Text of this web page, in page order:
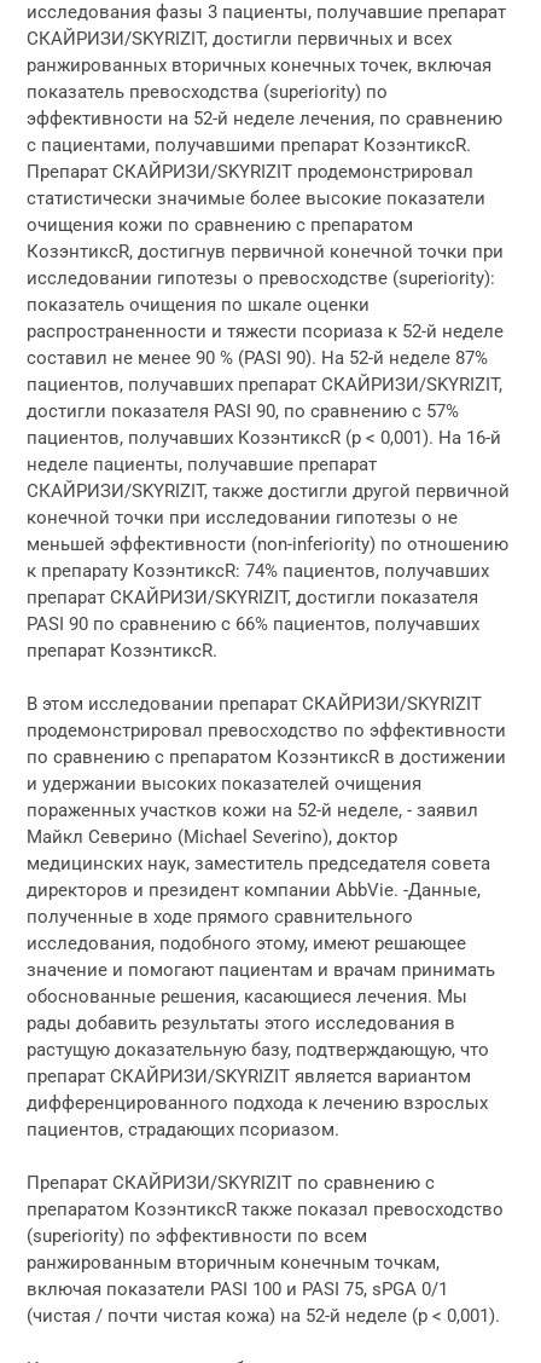
исследования фазы 3 пациенты, получавшие препарат
СКАЙРИЗИ/SKYRIZIT, достигли первичных и всех
ранжированных вторичных конечных точек, включая
показатель превосходства (superiority) по
эффективности на 52-й неделе лечения, по сравнению
с пациентами, получавшими препарат КозэнтиксR.
Препарат СКАЙРИЗИ/SKYRIZIT продемонстрировал
статистически значимые более высокие показатели
очищения кожи по сравнению с препаратом
КозэнтиксR, достигнув первичной конечной точки при
исследовании гипотезы о превосходстве (superiority):
показатель очищения по шкале оценки
распространенности и тяжести псориаза к 52-й неделе
составил не менее 90 % (PASI 90). На 52-й неделе 87%
пациентов, получавших препарат СКАЙРИЗИ/SKYRIZIT,
достигли показателя PASI 90, по сравнению с 57%
пациентов, получавших КозэнтиксR (p < 0,001). На 16-й
неделе пациенты, получавшие препарат
СКАЙРИЗИ/SKYRIZIT, также достигли другой первичной
конечной точки при исследовании гипотезы о не
меньшей эффективности (non-inferiority) по отношению
к препарату КозэнтиксR: 74% пациентов, получавших
препарат СКАЙРИЗИ/SKYRIZIT, достигли показателя
PASI 90 по сравнению с 66% пациентов, получавших
препарат КозэнтиксR.
В этом исследовании препарат СКАЙРИЗИ/SKYRIZIT
продемонстрировал превосходство по эффективности
по сравнению с препаратом КозэнтиксR в достижении
и удержании высоких показателей очищения
пораженных участков кожи на 52-й неделе, - заявил
Майкл Северино (Michael Severino), доктор
медицинских наук, заместитель председателя совета
директоров и президент компании AbbVie. -Данные,
полученные в ходе прямого сравнительного
исследования, подобного этому, имеют решающее
значение и помогают пациентам и врачам принимать
обоснованные решения, касающиеся лечения. Мы
рады добавить результаты этого исследования в
растущую доказательную базу, подтверждающую, что
препарат СКАЙРИЗИ/SKYRIZIT является вариантом
дифференцированного подхода к лечению взрослых
пациентов, страдающих псориазом.
Препарат СКАЙРИЗИ/SKYRIZIT по сравнению с
препаратом КозэнтиксR также показал превосходство
(superiority) по эффективности по всем
ранжированным вторичным конечным точкам,
включая показатели PASI 100 и PASI 75, sPGA 0/1
(чистая / почти чистая кожа) на 52-й неделе (p < 0,001).